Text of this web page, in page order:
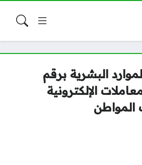
البشرية برقم
2025 للمعاملات الإلكترونية